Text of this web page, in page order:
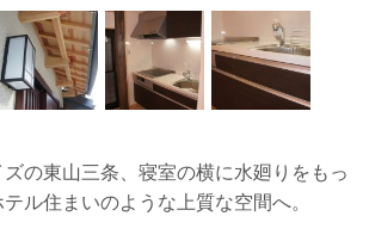
の東山三条、寝室の横に水廻りをもっ
ル住まいのような上質な空間へ。